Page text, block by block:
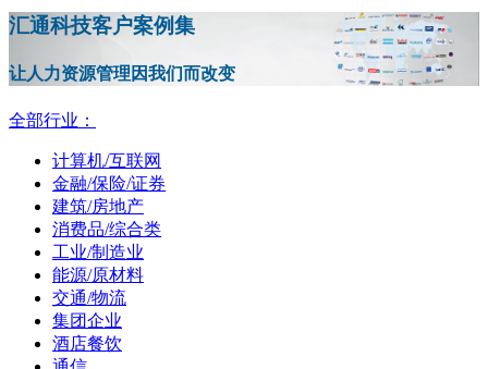
汇通科技客户案例集
让人力资源管理因我们而改变
全部行业：
计算机/互联网
金融/保险/证券
建筑/房地产
消费品/综合类
工业/制造业
能源/原材料
交通/物流
集团企业
酒店餐饮